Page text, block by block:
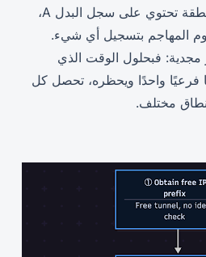
URL فريد. ونظرًا لأن المنطقة تحتوي على سجل البدل A،
المهاجم بتسجيل أي شيء.
مجدية: فبحلول الوقت الذي
فرعيًا واحدًا ويحظره، تحصل كل
مختلف.